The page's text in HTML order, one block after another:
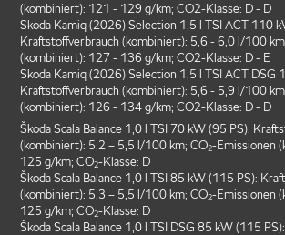
(kombiniert): 121 - 129 g/km; CO2-Klasse: D - D
Skoda Kamiq (2026) Selection 1,5 l TSI ACT 110
Kraftstoffverbrauch (kombiniert): 5,6 - 6,0 l/100
(kombiniert): 127 - 136 g/km; CO2-Klasse: D - E
Skoda Kamiq (2026) Selection 1,5 l TSI ACT DSG
Kraftstoffverbrauch (kombiniert): 5,6 - 5,9 l/100
(kombiniert): 126 - 134 g/km; CO2-Klasse: D - D
Škoda Scala Balance 1,0 l TSI 70 kW (95 PS):
(kombiniert): 5,2 – 5,5 l/100 km; CO2-Emissionen
125 g/km; CO2-Klasse: D
Škoda Scala Balance 1,0 l TSI 85 kW (115 PS):
(kombiniert): 5,3 – 5,5 l/100 km; CO2-Emissionen
125 g/km; CO2-Klasse: D
Škoda Scala Balance 1,0 l TSI DSG 85 kW (115